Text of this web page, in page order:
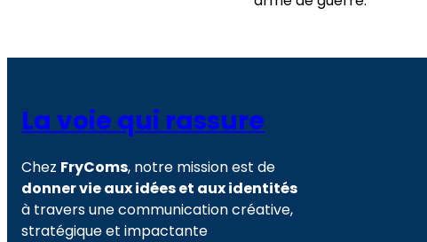
La voie qui rassure
Chez FryComs, notre mission est de
donner vie aux idées et aux identités
à travers une communication créative,
stratégique et impactante